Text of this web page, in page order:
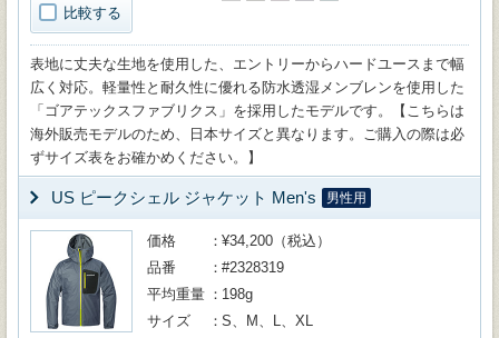
比較する
表地に丈夫な生地を使用した、エントリーからハードユースまで幅
広く対応。軽量性と耐久性に優れる防水透湿メンブレンを使用した
「ゴアテックスファブリクス」を採用したモデルです。【こちらは
海外販売モデルのため、日本サイズと異なります。ご購入の際は必
ずサイズ表をお確かめください。】
US ピークシェル ジャケット Men's 男性用
価格
¥34,200（税込）
品番
#2328319
平均重量
198g
サイズ
S、M、L、XL